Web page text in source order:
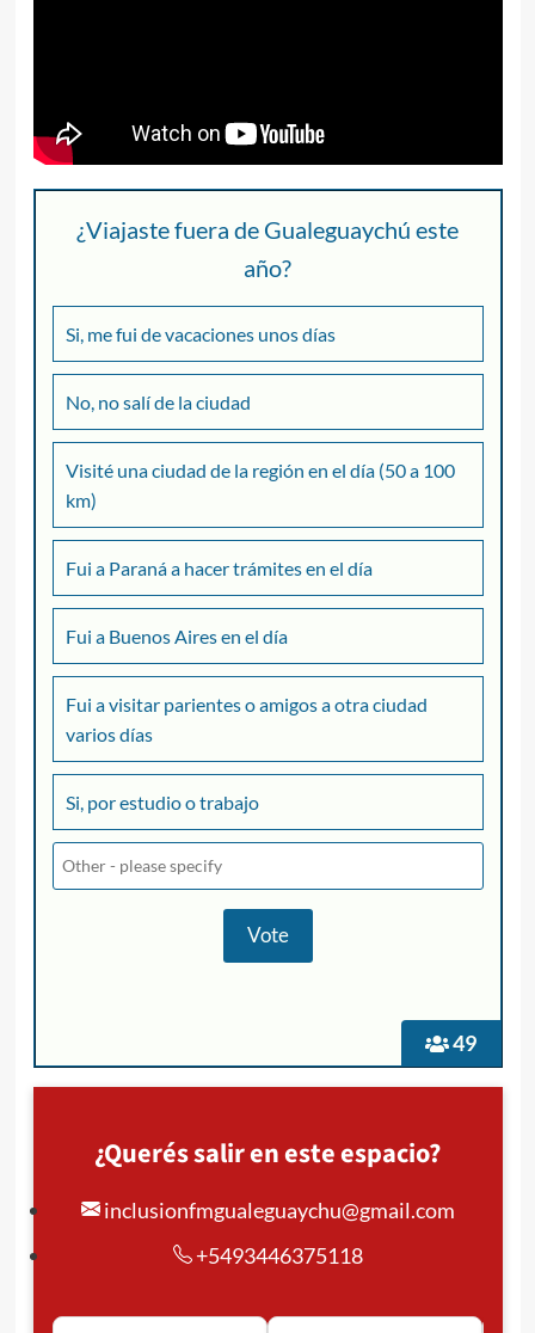
49
¿Viajaste fuera de Gualeguaychú este
año?
Si, me fui de vacaciones unos días
No, no salí de la ciudad
Visité una ciudad de la región en el día (50 a 100
km)
Fui a Paraná a hacer trámites en el día
Fui a Buenos Aires en el día
Fui a visitar parientes o amigos a otra ciudad
varios días
Si, por estudio o trabajo
¿Querés salir en este espacio?
inclusionfmgualeguaychu@gmail.com
+5493446375118